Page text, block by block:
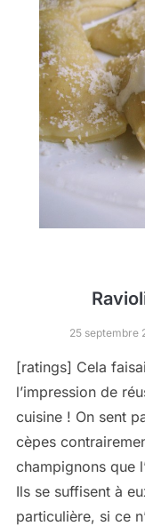
25 septembre
[ratings] Cela
l’impression de
cuisine ! On sent
cèpes
champignons que
Ils se suffisent à
particulière, si ce